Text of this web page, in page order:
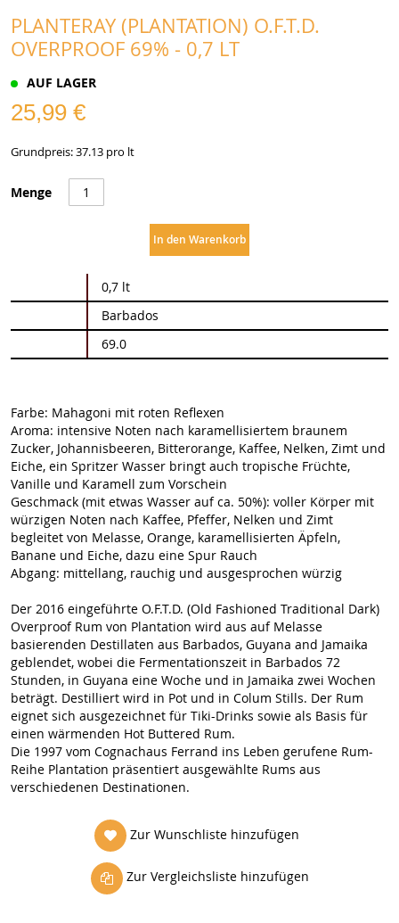
PLANTERAY (PLANTATION) O.F.T.D.
OVERPROOF 69% - 0,7 LT
AUF LAGER
25,99 €
Grundpreis: 37.13 pro lt
Menge
In den Warenkorb
Informationen
0,7 lt
Barbados
69.0
Farbe: Mahagoni mit roten Reflexen
Aroma: intensive Noten nach karamellisiertem braunem
Zucker, Johannisbeeren, Bitterorange, Kaffee, Nelken, Zimt und
Eiche, ein Spritzer Wasser bringt auch tropische Früchte,
Vanille und Karamell zum Vorschein
Geschmack (mit etwas Wasser auf ca. 50%): voller Körper mit
würzigen Noten nach Kaffee, Pfeffer, Nelken und Zimt
begleitet von Melasse, Orange, karamellisierten Äpfeln,
Banane und Eiche, dazu eine Spur Rauch
Abgang: mittellang, rauchig und ausgesprochen würzig
Der 2016 eingeführte O.F.T.D. (Old Fashioned Traditional Dark)
Overproof Rum von Plantation wird aus auf Melasse
basierenden Destillaten aus Barbados, Guyana and Jamaika
geblendet, wobei die Fermentationszeit in Barbados 72
Stunden, in Guyana eine Woche und in Jamaika zwei Wochen
beträgt. Destilliert wird in Pot und in Colum Stills. Der Rum
eignet sich ausgezeichnet für Tiki-Drinks sowie als Basis für
einen wärmenden Hot Buttered Rum.
Die 1997 vom Cognachaus Ferrand ins Leben gerufene Rum-
Reihe Plantation präsentiert ausgewählte Rums aus
verschiedenen Destinationen.
Zur Wunschliste hinzufügen
Zur Vergleichsliste hinzufügen